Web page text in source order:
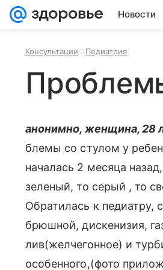
Новости
Консультации Педиатрия
анонимно, женщина, 28
блемы со стулом у
началась 2 месяца
зеленый, то серый , то
Обратилась к педиатру,
брюшной, дискенизия,
лив(желчегонное) и
особенного,(фото